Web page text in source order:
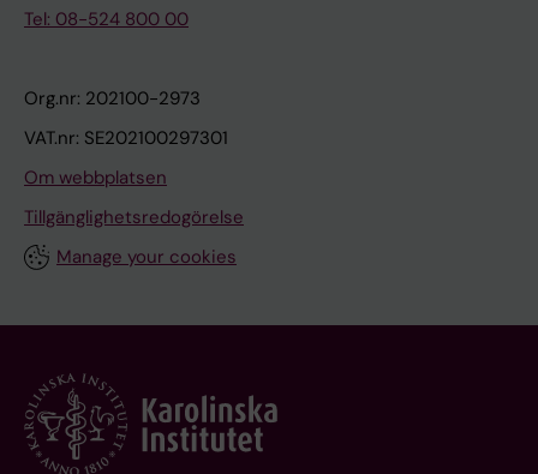
Tel: 08-524 800 00
Org.nr: 202100-2973
VAT.nr: SE202100297301
Om webbplatsen
Tillgänglighetsredogörelse
Manage your cookies